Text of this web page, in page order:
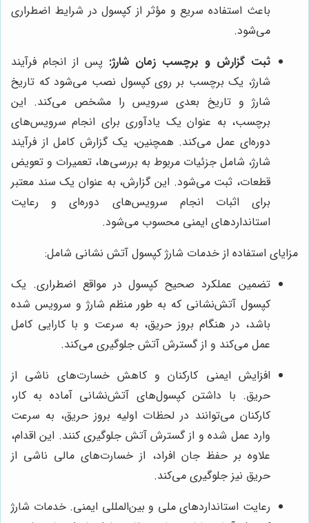
باعث استفاده سریع و مؤثر از کپسول در شرایط اضطراری
می‌شود.
ثبت گزارش و برچسب زمان شارژ: پس از انجام فرآیند
شارژ، یک برچسب بر روی کپسول نصب می‌شود که تاریخ
شارژ و تاریخ بعدی سرویس را مشخص می‌کند. این
برچسب، به عنوان یک یادآوری برای انجام سرویس‌های
دوره‌ای عمل می‌کند. همچنین، یک گزارش کامل از فرآیند
شارژ، شامل جزئیات مربوط به بررسی‌ها، تعمیرات و تعویض
قطعات، ثبت می‌شود. این گزارش، به عنوان یک سند معتبر
برای اثبات انجام سرویس‌های دوره‌ای و رعایت
استانداردهای ایمنی محسوب می‌شود.
مزایای استفاده از خدمات شارژ کپسول آتش نشانی شامل:
تضمین عملکرد صحیح کپسول در مواقع اضطراری. یک
کپسول آتش‌نشانی که به طور منظم شارژ و سرویس شده
باشد، در هنگام بروز حریق، به سرعت و با کارایی کامل
عمل می‌کند و از گسترش آتش جلوگیری می‌کند.
افزایش ایمنی کارکنان و کاهش خسارت‌های ناشی از
حریق. با داشتن کپسول‌های آتش‌نشانی آماده به کار،
کارکنان می‌توانند در لحظات اولیه بروز حریق، به سرعت
وارد عمل شده و از گسترش آتش جلوگیری کنند. این اقدام،
علاوه بر حفظ جان افراد، از خسارت‌های مالی ناشی از
حریق نیز جلوگیری می‌کند.
رعایت استانداردهای ملی و بین‌المللی ایمنی. خدمات شارژ